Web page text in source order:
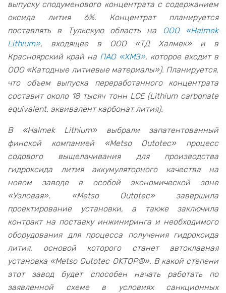
выпуску сподуменового концентрата с содержанием
оксида лития 6%. Концентрат планируется
поставлять в Тульскую область на
ООО «Halmek
Lithium», входящее в ООО «ТД Халмек» и в
Красноярский край на ПАО «ХМЗ», которое входит в
ООО «Катодные литиевые материалы»). Планируется,
что объем выпуска переработанного концентрата
составит около 18 тысяч тонн LCE (Lithium carbonate
equivalent, эквивалент карбонат лития).
В «Halmek Lithium» выбрали запатентованный
финской компанией «Metso Outotec» процесс
содового выщелачивания для производства
гидроксида лития аккумуляторного качества на
новом заводе в особой экономической зоне
«Узловая». «Metso Outotec» завершила
проектирование установки, а также заключила
контракт на поставку инжиниринга и необходимого
оборудования для процесса получения гидроксида
лития, основой которого станет автоклавная
установка «Metso Outotec OKTOP®». В какой степени
этот завод будет способен начать работать по
заявленной схеме в условиях санкционных